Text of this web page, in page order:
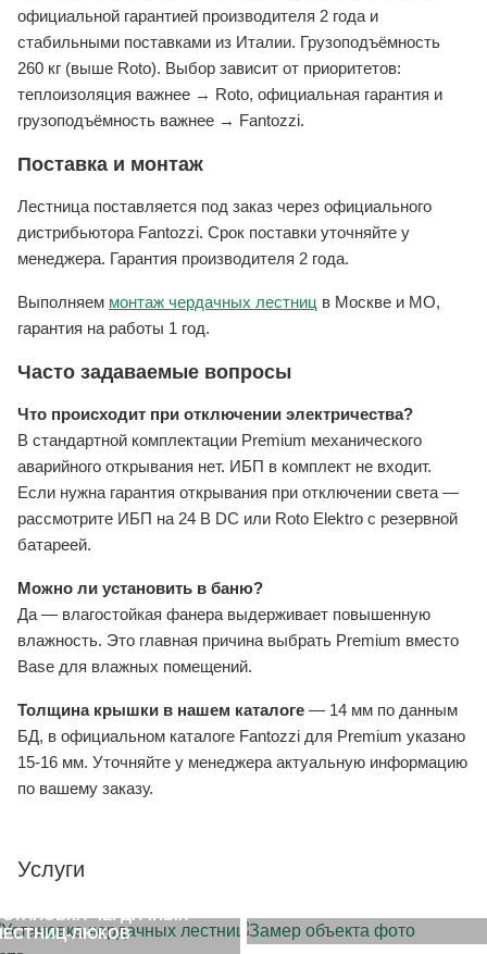
официальной гарантией производителя 2 года и
стабильными поставками из Италии. Грузоподъёмность
260 кг (выше Roto). Выбор зависит от приоритетов:
теплоизоляция важнее → Roto, официальная гарантия и
грузоподъёмность важнее → Fantozzi.
Поставка и монтаж
Лестница поставляется под заказ через официального
дистрибьютора Fantozzi. Срок поставки уточняйте у
менеджера. Гарантия производителя 2 года.
Выполняем монтаж чердачных лестниц в Москве и МО,
гарантия на работы 1 год.
Часто задаваемые вопросы
Что происходит при отключении электричества?
В стандартной комплектации Premium механического
аварийного открывания нет. ИБП в комплект не входит.
Если нужна гарантия открывания при отключении света —
рассмотрите ИБП на 24 В DC или Roto Elektro с резервной
батареей.
Можно ли установить в баню?
Да — влагостойкая фанера выдерживает повышенную
влажность. Это главная причина выбрать Premium вместо
Base для влажных помещений.
Толщина крышки в нашем каталоге — 14 мм по данным
БД, в официальном каталоге Fantozzi для Premium указано
15-16 мм. Уточняйте у менеджера актуальную информацию
по вашему заказу.
Услуги
ЧЕРДАЧНЫХ
ЛЮКОВ